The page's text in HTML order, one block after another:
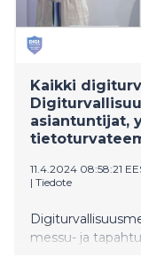
Kaikki
asiantuntijat,
11.4.2024 08:58:21
| Tiedote
messu- ja